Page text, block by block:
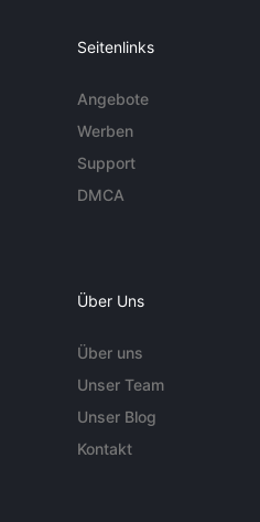
Seitenlinks
Angebote
Werben
Support
DMCA
Über Uns
Über uns
Unser Team
Unser Blog
Kontakt